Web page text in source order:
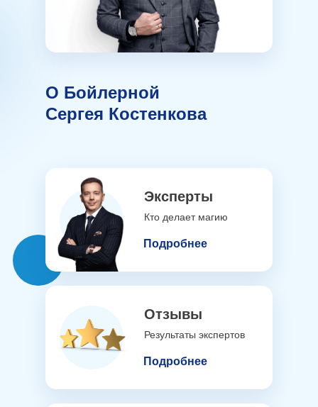
О Бойлерной
Сергея Костенкова
Эксперты
Кто делает магию
Подробнее
Отзывы
Результаты экспертов
Подробнее